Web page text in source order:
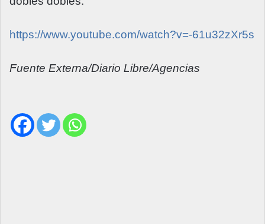
https://www.youtube.com/watch?v=-61u32zXr5s
Fuente Externa/Diario Libre/Agencias